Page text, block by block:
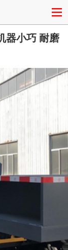
器小巧 耐磨